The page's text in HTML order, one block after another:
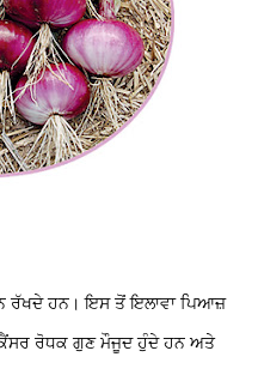
ਰੱਖਦੇ ਹਨ। ਇਸ ਤੋਂ ਇਲਾਵਾ ਪਿਆਜ਼
ਰੋਧਕ ਗੁਣ ਮੌਜੂਦ ਹੁੰਦੇ ਹਨ ਅਤੇ